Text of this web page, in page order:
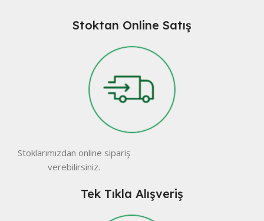
Stoktan Online Satış
Stoklarımızdan online sipariş
verebilirsiniz.
Tek Tıkla Alışveriş